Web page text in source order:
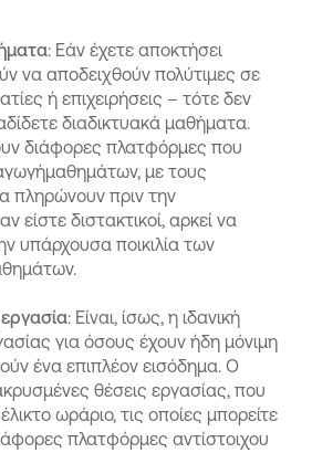
: Εάν έχετε αποκτήσει
να αποδειχθούν πολύτιμες σε
ή επιχειρήσεις – τότε δεν
διαδικτυακά μαθήματα.
διάφορες πλατφόρμες που
με τους
πληρώνουν πριν την
είστε διστακτικοί, αρκεί να
υπάρχουσα ποικιλία των
: Είναι, ίσως, η ιδανική
για όσους έχουν ήδη μόνιμη
ένα επιπλέον εισόδημα. Ο
θέσεις εργασίας, που
ωράριο, τις οποίες μπορείτε
πλατφόρμες αντίστοιχου